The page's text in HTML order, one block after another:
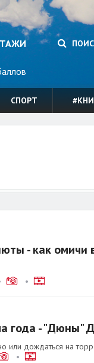
СПОРТ
- как омичи
•
года - "Дюны"
или дождаться на
•